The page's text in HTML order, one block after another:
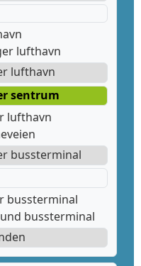
lufthavn
lufthavn
sentrum
lufthavn
bussterminal
bussterminal
bussterminal